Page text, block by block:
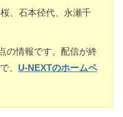
、石本径代、永瀬千
の情報です。配信が終
、 U-NEXTのホームペ